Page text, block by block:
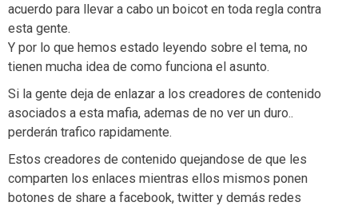
acuerdo para llevar a cabo un boicot en toda regla contra
esta gente.
Y por lo que hemos estado leyendo sobre el tema, no
tienen mucha idea de como funciona el asunto.
Si la gente deja de enlazar a los creadores de contenido
asociados a esta mafia, ademas de no ver un duro..
perderán trafico rapidamente.
Estos creadores de contenido quejandose de que les
comparten los enlaces mientras ellos mismos ponen
botones de share a facebook, twitter y demás redes